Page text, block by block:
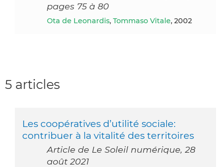
pages 75 à 80
Ota de Leonardis, Tommaso Vitale, 2002
5 articles
Les coopératives d’utilité sociale:
contribuer à la vitalité des territoires
Article de Le Soleil numérique, 28
août 2021